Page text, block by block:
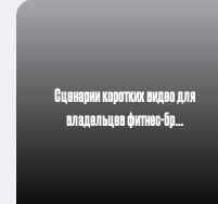
Сценарии коротких видео для
владельцев фитнес-бр…